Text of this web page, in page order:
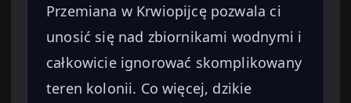
Przemiana w Krwiopijcę pozwala ci
unosić się nad zbiornikami wodnymi i
całkowicie ignorować skomplikowany
teren kolonii. Co więcej, dzikie